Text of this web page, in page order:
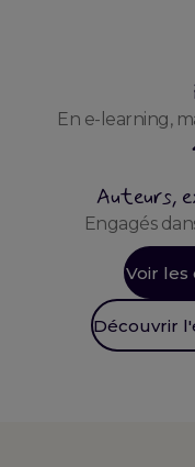
En e-learning,
Auteurs,
Engagés
Voir les
Découvrir